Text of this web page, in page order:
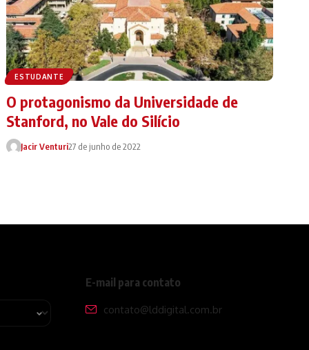
ESTUDANTE
O protagonismo da Universidade de
Stanford, no Vale do Silício
Jacir Venturi27 de junho de 2022
E-mail para contato
contato@lddigital.com.br